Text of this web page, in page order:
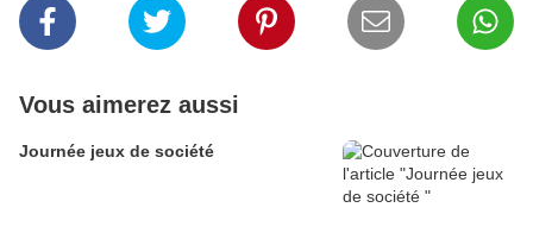
Vous aimerez aussi
Journée jeux de société